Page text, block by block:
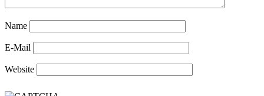
Name
E-Mail
Website